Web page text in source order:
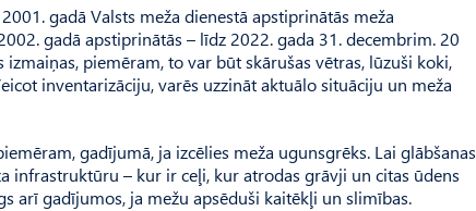
gadā Valsts meža dienestā apstiprinātās meža
gadā apstiprinātās – līdz 2022. gada 31. decembrim. 20
piemēram, to var būt skārušas vētras, lūzuši koki,
inventarizāciju, varēs uzzināt aktuālo situāciju un meža
gadījumā, ja izcēlies meža ugunsgrēks. Lai glābšanas
infrastruktūru – kur ir ceļi, kur atrodas grāvji un citas ūdens
arī gadījumos, ja mežu apsēduši kaitēkļi un slimības.